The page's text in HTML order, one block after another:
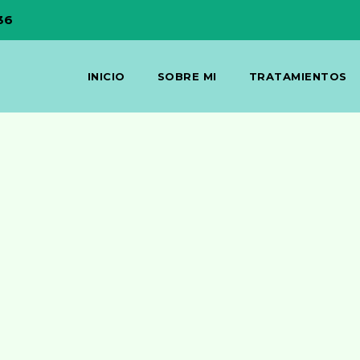
INICIO SOBRE MI TRATAMIENTOS